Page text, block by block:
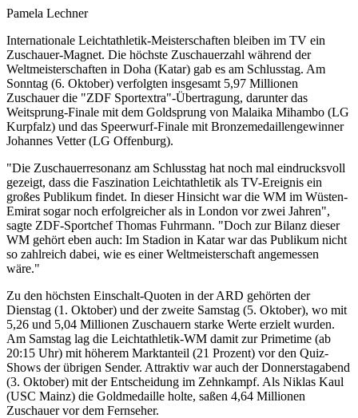
Pamela Lechner
Internationale Leichtathletik-Meisterschaften bleiben im TV ein
Zuschauer-Magnet. Die höchste Zuschauerzahl während der
Weltmeisterschaften in Doha (Katar) gab es am Schlusstag. Am
Sonntag (6. Oktober) verfolgten insgesamt 5,97 Millionen
Zuschauer die "ZDF Sportextra"-Übertragung, darunter das
Weitsprung-Finale mit dem Goldsprung von Malaika Mihambo (LG
Kurpfalz) und das Speerwurf-Finale mit Bronzemedaillengewinner
Johannes Vetter (LG Offenburg).
"Die Zuschauerresonanz am Schlusstag hat noch mal eindrucksvoll
gezeigt, dass die Faszination Leichtathletik als TV-Ereignis ein
großes Publikum findet. In dieser Hinsicht war die WM im Wüsten-
Emirat sogar noch erfolgreicher als in London vor zwei Jahren",
sagte ZDF-Sportchef Thomas Fuhrmann. "Doch zur Bilanz dieser
WM gehört eben auch: Im Stadion in Katar war das Publikum nicht
so zahlreich dabei, wie es einer Weltmeisterschaft angemessen
wäre."
Zu den höchsten Einschalt-Quoten in der ARD gehörten der
Dienstag (1. Oktober) und der zweite Samstag (5. Oktober), wo mit
5,26 und 5,04 Millionen Zuschauern starke Werte erzielt wurden.
Am Samstag lag die Leichtathletik-WM damit zur Primetime (ab
20:15 Uhr) mit höherem Marktanteil (21 Prozent) vor den Quiz-
Shows der übrigen Sender. Attraktiv war auch der Donnerstagabend
(3. Oktober) mit der Entscheidung im Zehnkampf. Als Niklas Kaul
(USC Mainz) die Goldmedaille holte, saßen 4,64 Millionen
Zuschauer vor dem Fernseher.